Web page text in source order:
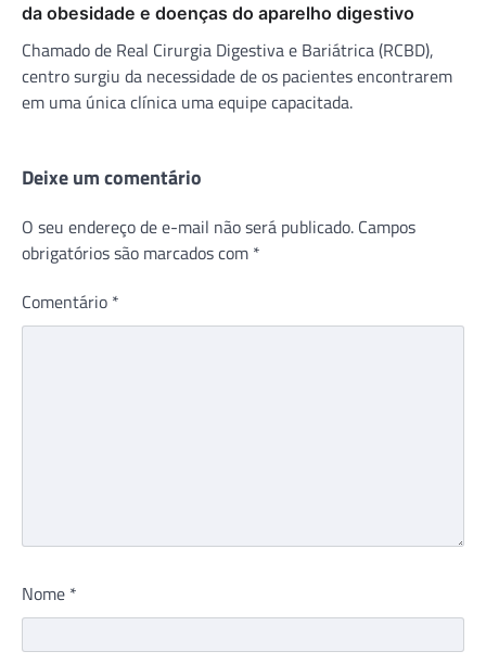
da obesidade e doenças do aparelho digestivo
Chamado de Real Cirurgia Digestiva e Bariátrica (RCBD),
centro surgiu da necessidade de os pacientes encontrarem
em uma única clínica uma equipe capacitada.
Deixe um comentário
O seu endereço de e-mail não será publicado. Campos
obrigatórios são marcados com *
Comentário *
Nome *